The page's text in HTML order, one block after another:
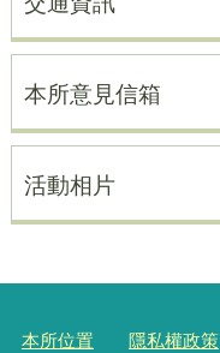
本所意見信箱
活動相片
本所位置 隱私權政策